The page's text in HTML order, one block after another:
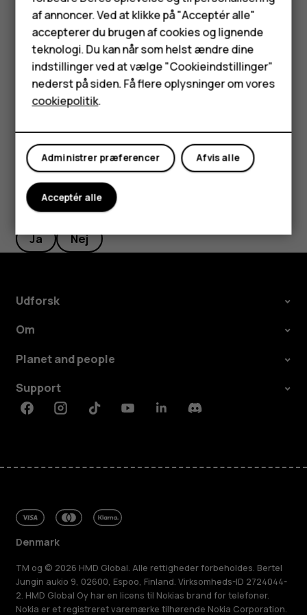
Feature-telefoner
Tilbehør
HMD Terra M
Tablets
Min konto
sikkerhedskopiering til din Google-konto er aktiveret på
den, kan du gendanne dine appindstillinger og Wi-Fi-
adgangskoder.
Tryk påIndstillinger>System>Avanceret>
Sikkerhedskopi.
IndstilSikkerhedskopier til Google Drev
Synes du, dette var nyttigt?
Ja Nej
Udforsk
Om
Planet and people
Support
FacebookInstagramTiktokYoutubeLinkedinDiscord
Denmark
TM og © 2026 HMD Global. Alle rettigheder forbeholdes. Bertel
Jungin aukio 9, 02600, Espoo, Finland. Virksomheds-ID 2724044-
2. HMD Global Oy har en licens til Nokias brand for telefoner.
Nokia er et registreret varemærke tilhørende Nokia Corporation.
af annoncer. Ved at klikke på "Acceptér alle"
accepterer du brugen af cookies og lignende
teknologi. Du kan når som helst ændre dine
indstillinger ved at vælge "Cookieindstillinger"
nederst på siden. Få flere oplysninger om vores
cookiepolitik.
Afvis alle
Administrer præferencer
Acceptér alle